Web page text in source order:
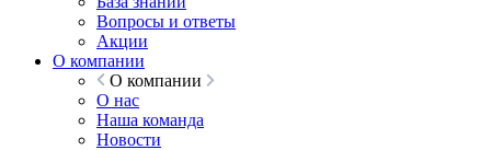
Вопросы и ответы
Акции
О компании
О компании
О нас
Наша команда
Новости